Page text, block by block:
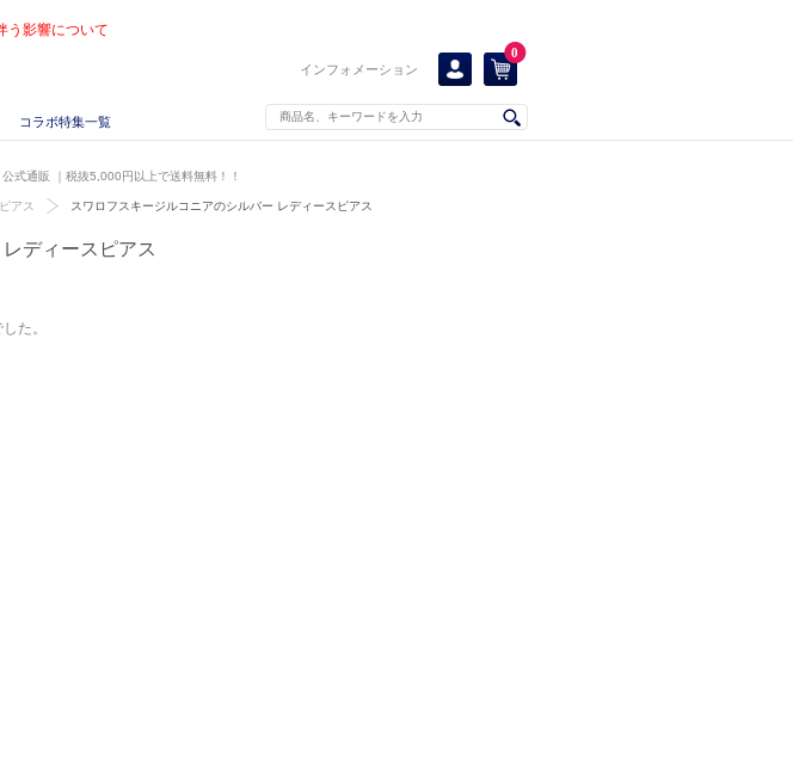
う影響について
インフォメーション
0
コラボ特集一覧
式通販 ｜税抜5,000円以上で送料無料！！
アス スワロフスキージルコニアのシルバー レディースピアス
ディースピアス
た。